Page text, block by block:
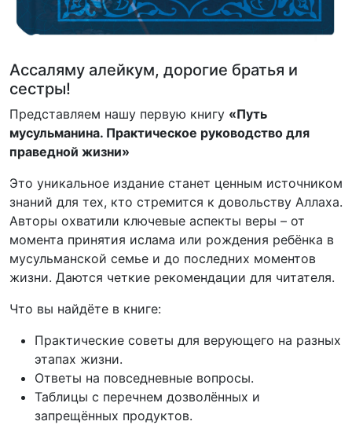
Ассаляму алейкум, дорогие братья и
сестры!
Представляем нашу первую книгу «Путь
мусульманина. Практическое руководство для
праведной жизни»
Это уникальное издание станет ценным источником
знаний для тех, кто стремится к довольству Аллаха.
Авторы охватили ключевые аспекты веры – от
момента принятия ислама или рождения ребёнка в
мусульманской семье и до последних моментов
жизни. Даются четкие рекомендации для читателя.
Что вы найдёте в книге:
Практические советы для верующего на разных
этапах жизни.
Ответы на повседневные вопросы.
Таблицы с перечнем дозволённых и
запрещённых продуктов.